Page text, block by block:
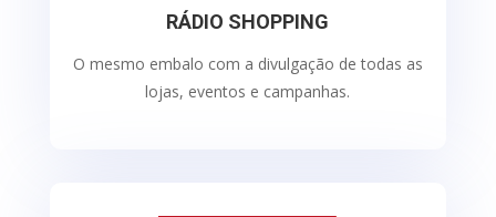
RÁDIO SHOPPING
O mesmo embalo com a divulgação de todas as
lojas, eventos e campanhas.